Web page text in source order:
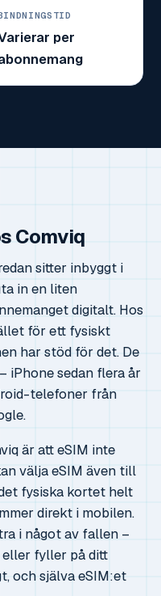
per
Comviq
sitter inbyggt i
in en liten
digitalt. Hos
för ett fysiskt
har stöd för det. De
iPhone sedan flera år
telefoner från
är att eSIM inte
välja eSIM även till
fysiska kortet helt
direkt i mobilen.
i något av fallen –
fyller på ditt
och själva eSIM:et